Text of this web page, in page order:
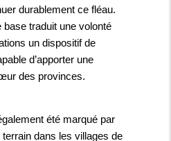
durablement ce fléau.
base traduit une volonté
un dispositif de
d’apporter une
des provinces.
été marqué par
dans les villages de